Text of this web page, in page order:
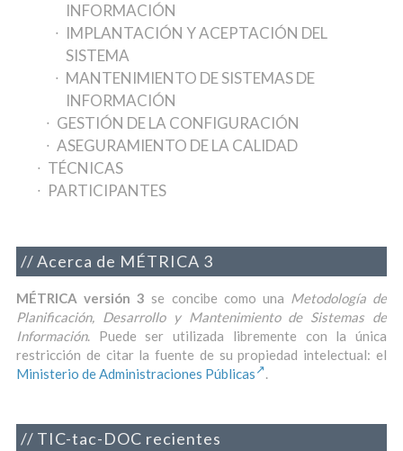
INFORMACIÓN
IMPLANTACIÓN Y ACEPTACIÓN DEL
SISTEMA
MANTENIMIENTO DE SISTEMAS DE
INFORMACIÓN
GESTIÓN DE LA CONFIGURACIÓN
ASEGURAMIENTO DE LA CALIDAD
TÉCNICAS
PARTICIPANTES
Acerca de MÉTRICA 3
MÉTRICA versión 3 se concibe como una Metodología de
Planificación, Desarrollo y Mantenimiento de Sistemas de
Información. Puede ser utilizada libremente con la única
restricción de citar la fuente de su propiedad intelectual: el
Ministerio de Administraciones Públicas
.
TIC-tac-DOC recientes